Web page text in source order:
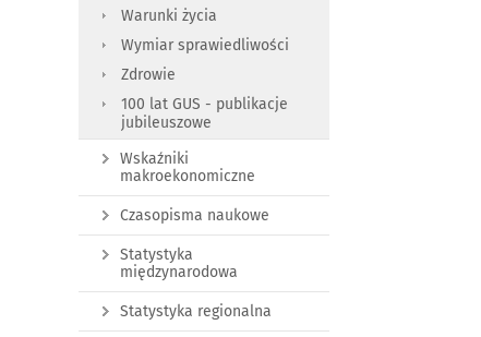
Warunki życia
Wymiar sprawiedliwości
Zdrowie
100 lat GUS - publikacje
jubileuszowe
Wskaźniki
makroekonomiczne
Czasopisma naukowe
Statystyka
międzynarodowa
Statystyka regionalna